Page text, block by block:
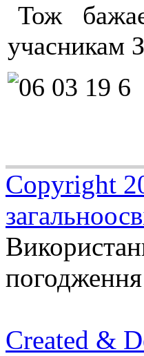
Тож
учасникам
Copyright
погодження
Created &